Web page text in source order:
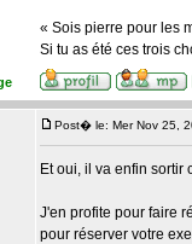
« Sois pierre pour les
Si tu as été ces trois
Post� le: Mer Nov 25,
Et oui, il va enfin sortir
J'en profite pour faire
pour réserver votre